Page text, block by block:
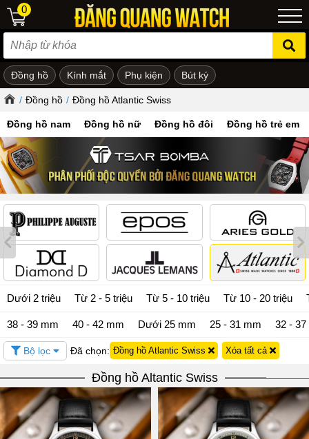
em
0
Đồng hồ Kính mắt Phụ kiện Bút ký
/ Đồng hồ / Đồng hồ Atlantic Swiss
Đồng hồ nam Đồng hồ nữ Đồng hồ đôi Đồng hồ trẻ em
Dưới 2 triệu Từ 2 - 5 triệu Từ 5 - 10 triệu Từ 10 - 20 triệu
38 - 39 mm 40 - 42 mm Dưới 25 mm 25 - 31 mm 32 -
Bộ lọc Đã chọn: Đồng hồ Atlantic Swiss Xóa tất cả
Đồng hồ Altantic Swiss